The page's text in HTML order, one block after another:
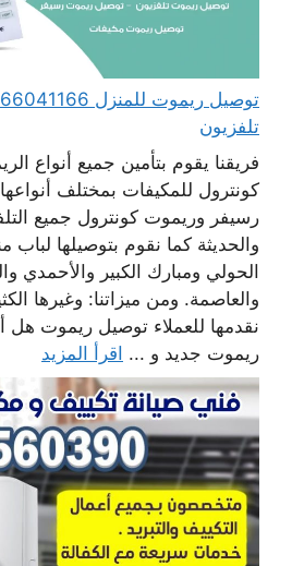
تلفزيون
فريقنا يقوم بتأمين جميع أنواع
كونترول للمكيفات بمختلف
رسيفر وريموت كونترول جميع
والحديثة كما نقوم بتوصيلها لباب
الحولي ومبارك الكبير والأحمدي
والعاصمة. ومن ميزاتنا: وغيرها
نقدمها للعملاء توصيل ريموت هل
ريموت جديد و ... اقرأ المزيد